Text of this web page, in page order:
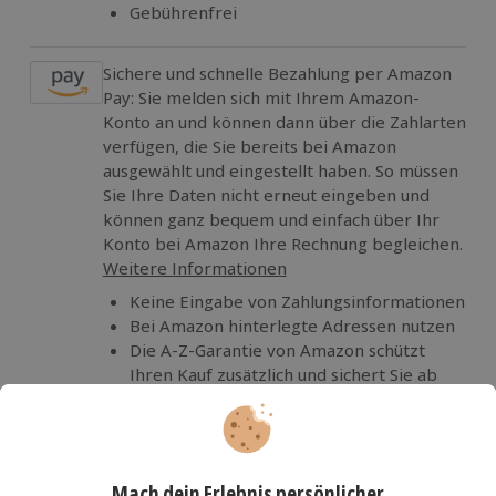
Gebührenfrei
Sichere und schnelle Bezahlung per Amazon
Pay: Sie melden sich mit Ihrem Amazon-
Konto an und können dann über die Zahlarten
verfügen, die Sie bereits bei Amazon
ausgewählt und eingestellt haben. So müssen
Sie Ihre Daten nicht erneut eingeben und
können ganz bequem und einfach über Ihr
Konto bei Amazon Ihre Rechnung begleichen.
Weitere Informationen
Keine Eingabe von Zahlungsinformationen
Bei Amazon hinterlegte Adressen nutzen
Die A-Z-Garantie von Amazon schützt
Ihren Kauf zusätzlich und sichert Sie ab
Nach Bestätigung deiner Daten im letzten
Bestellschritt wirst du automatisch zur
Sofortüberweisung-Bezahlseite